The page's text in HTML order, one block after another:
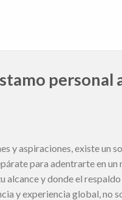
personal
y aspiraciones, existe un
para adentrarte en
alcance y donde el
y experiencia global,